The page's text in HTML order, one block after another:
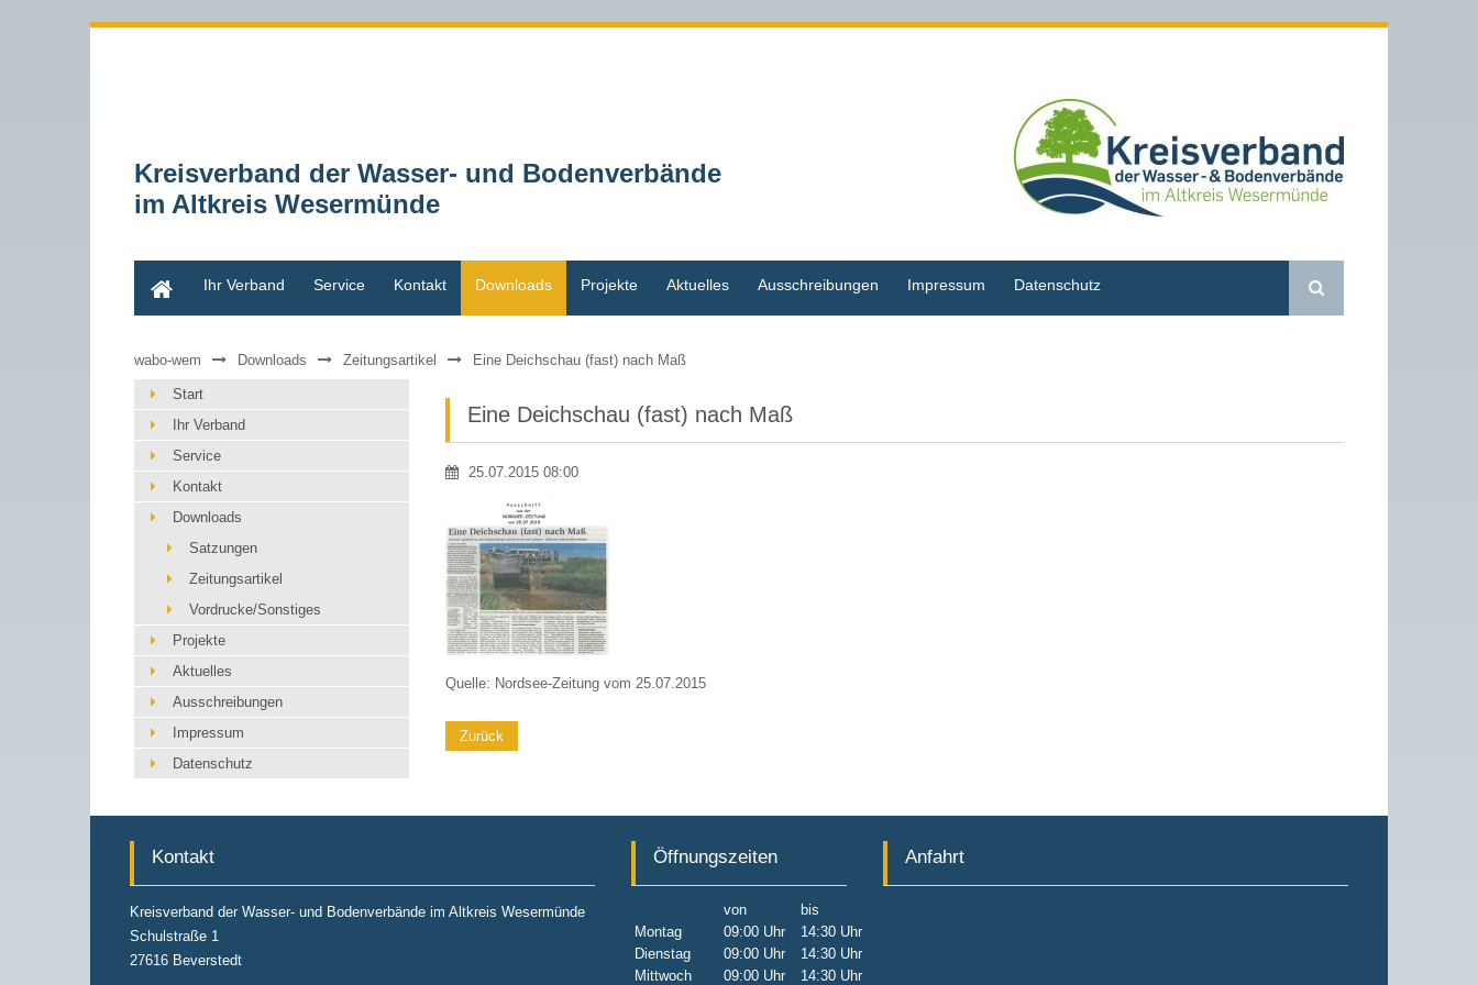
Kreisverband der Wasser- und Bodenverbände
im Altkreis Wesermünde
Ihr Verband
Service Kontakt Downloads Projekte Aktuelles Ausschreibungen Impressum Datenschutz Suche
wabo-wem Downloads Zeitungsartikel Eine Deichschau (fast) nach Maß
Eine Deichschau (fast) nach Maß
25.07.2015 08:00
Quelle: Nordsee-Zeitung vom 25.07.2015
Zurück
Start
Ihr Verband
Service
Kontakt
Downloads
Satzungen
Zeitungsartikel
Vordrucke/Sonstiges
Projekte
Aktuelles
Ausschreibungen
Impressum
Datenschutz
Kontakt
Kreisverband der Wasser- und Bodenverbände im Altkreis Wesermünde
Schulstraße 1
27616 Beverstedt
Öffnungszeiten
von
bis
Montag
09:00 Uhr
14:30 Uhr
Dienstag
09:00 Uhr
14:30 Uhr
Mittwoch
09:00 Uhr 14:30 Uhr
Anfahrt